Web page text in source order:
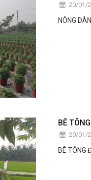
20/01/
NÔNG
BÊ
20/01/
BÊ TÔNG